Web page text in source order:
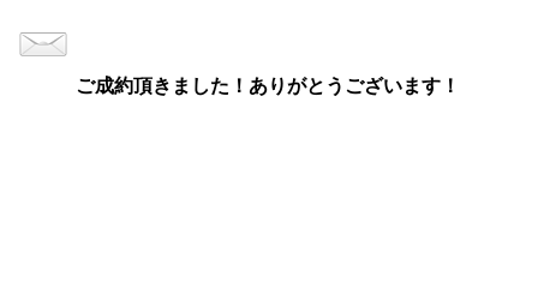
ご成約頂きました！ありがとうございます！